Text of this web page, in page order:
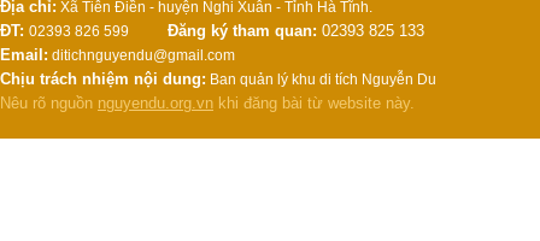
Địa chỉ: Xã Tiên Điền - huyện Nghi Xuân - Tỉnh Hà Tĩnh.
ĐT: 02393 826 599 Đăng ký tham quan: 02393 825 133
Email: ditichnguyendu@gmail.com
Chịu trách nhiệm nội dung: Ban quản lý khu di tích Nguyễn Du
Nêu rõ nguồn nguyendu.org.vn khi đăng bài từ website này.